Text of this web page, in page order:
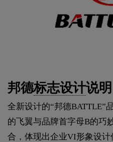
邦德标志设计说明
全新设计的“邦德BATTLE”
的飞翼与品牌首字母B的巧
合，体现出企业VI形象设